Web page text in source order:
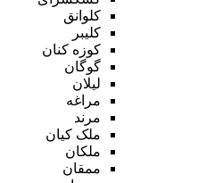
کلوانق
کلیبر
کوزه کنان
گوگان
لیلان
مراغه
مرند
ملک کیان
ملکان
ممقان